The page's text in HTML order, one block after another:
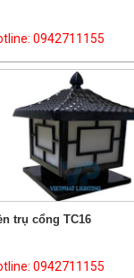
0942711155
trụ cổng TC16
0942711155